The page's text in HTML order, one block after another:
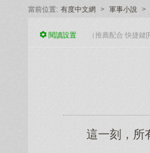
當前位置: 有度中文網 > 軍事小說 >
閱讀設置 （推薦配合 快捷鍵
這一刻，所